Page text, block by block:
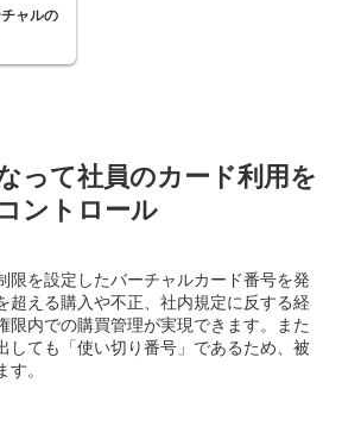
ャルの
って社員のカード利用を
コントロール
限を設定したバーチャルカード番号を発
超える購入や不正、社内規定に反する経
限内での購買管理が実現できます。また
しても「使い切り番号」であるため、被
。